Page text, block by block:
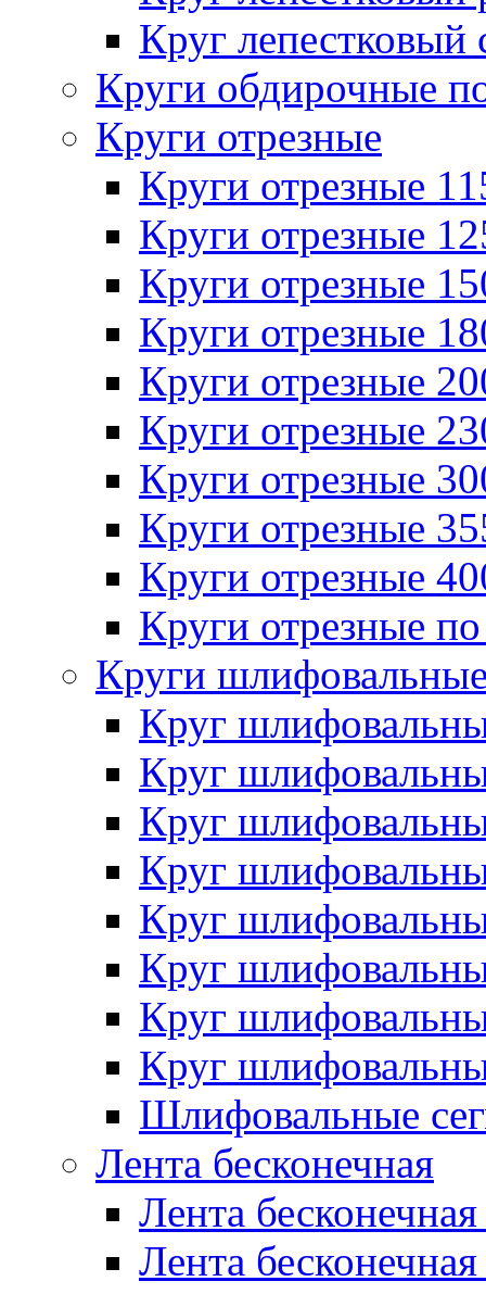
Круг лепестковый
Круги обдирочные
Круги отрезные
Круги отрезные
Круги отрезные
Круги отрезные
Круги отрезные
Круги отрезные
Круги отрезные
Круги отрезные
Круги отрезные
Круги отрезные
Круги отрезные
Круги
Круг
Круг
Круг
Круг
Круг
Круг
Круг
Круг
Шлифовальные
Лента бесконечная
Лента
Лента